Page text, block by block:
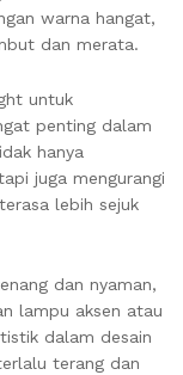
warna hangat,
dan merata.
untuk
penting dalam
hanya
juga mengurangi
lebih sejuk
dan nyaman,
lampu aksen atau
dalam desain
terang dan